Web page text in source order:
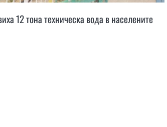
12 тона техническа вода в населените